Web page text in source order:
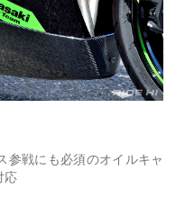
参戦にも必須のオイルキャ
応